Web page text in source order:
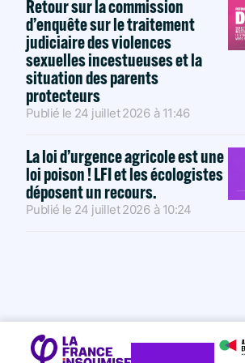
Retour sur la commission
d’enquête sur le traitement
judiciaire des violences
sexuelles incestueuses et la
situation des parents
protecteurs
Publié le 24 juillet 2026 à 11:46
La loi d’urgence agricole est une
loi poison ! LFI et les écologistes
déposent un recours.
Publié le 24 juillet 2026 à 10:24